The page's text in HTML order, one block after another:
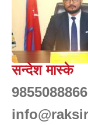
सन्देश मास्के
9855088866